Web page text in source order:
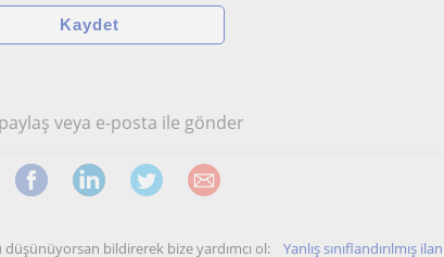
veya e-posta ile gönder
bildirerek bize yardımcı ol: Yanlış sınıflandırılmış ilan